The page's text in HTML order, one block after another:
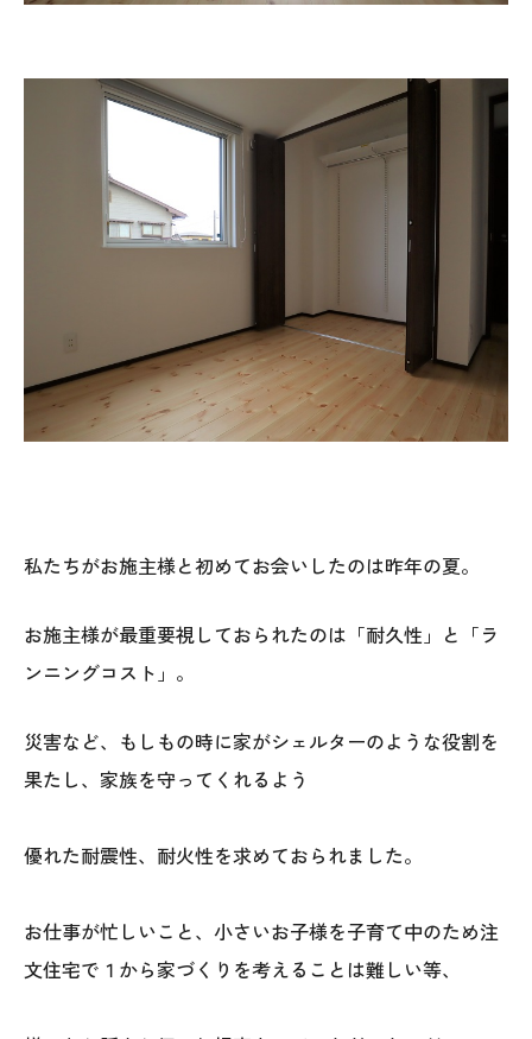
私たちがお施主様と初めてお会いしたのは昨年の夏。
お施主様が最重要視しておられたのは「耐久性」と「ラ
ンニングコスト」。
災害など、もしもの時に家がシェルターのような役割を
果たし、家族を守ってくれるよう
優れた耐震性、耐火性を求めておられました。
お仕事が忙しいこと、小さいお子様を子育て中のため注
文住宅で１から家づくりを考えることは難しい等、